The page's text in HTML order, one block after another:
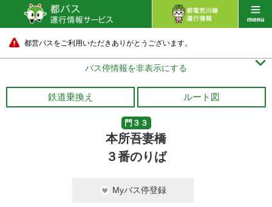
都営バスをご利用いただきありがとうございます。
バス停情報を非表示にする 
鉄道乗換え ルート図
門３３
本所吾妻橋
３番のりば
Myバス停登録